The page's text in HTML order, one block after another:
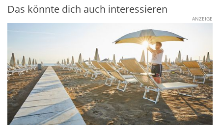
Das könnte dich auch interessieren
ANZEIGE